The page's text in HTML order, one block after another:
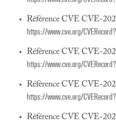
Référence CVE CVE-
https://www.cve.org/
Référence CVE CVE-
https://www.cve.org/
Référence CVE CVE-
https://www.cve.org/
Référence CVE CVE-